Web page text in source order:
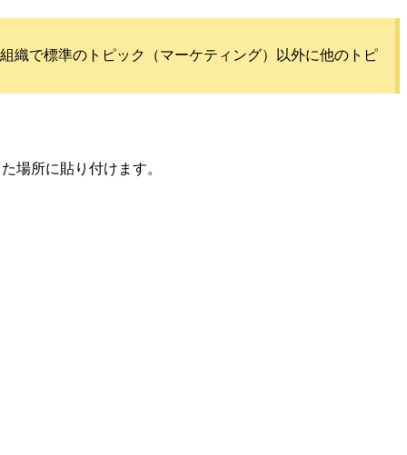
織で標準のトピック（マーケティング）以外に他のトピ
場所に貼り付けます。